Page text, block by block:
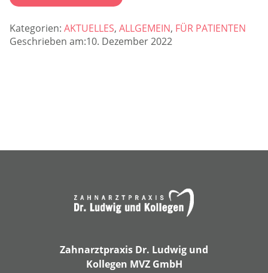
Kategorien: AKTUELLES, ALLGEMEIN, FÜR PATIENTEN
Geschrieben am:10. Dezember 2022
Zahnarztpraxis Dr. Ludwig und
Kollegen MVZ GmbH